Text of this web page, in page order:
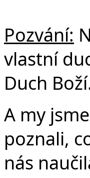
Pozvání:
vlastní
Duch
A my
poznali,
nás